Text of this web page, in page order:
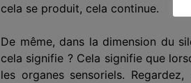
cela se produit, cela continue.
De même, dans la dimension du
cela signifie ? Cela signifie que
les organes sensoriels.